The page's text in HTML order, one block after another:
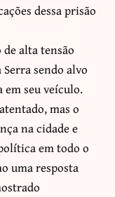
dessa prisão
alta tensão
sendo alvo
em seu veículo.
mas o
na cidade e
em todo o
uma resposta